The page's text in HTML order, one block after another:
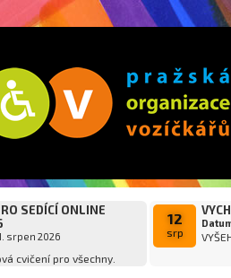
SEDÍCÍ ONLINE
srpen 2026
cvičení pro všechny.
12
srp